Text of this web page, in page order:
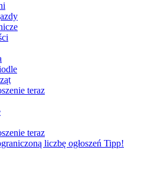
teraz
teraz
liczbę ogłoszeń Tipp!